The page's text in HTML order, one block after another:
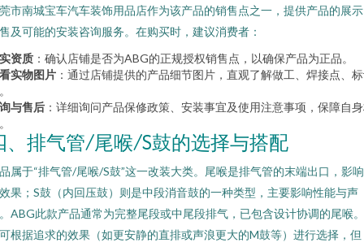
市南城宝车汽车装饰用品店作为该产品的销售点之一，提供产品的展
及可能的安装咨询服务。在购买时，建议消费者：
资质 ：确认店铺是否为ABG的正规授权销售点，以确保产品为正品。
实物图片 ：通过店铺提供的产品细节图片，直观了解做工、焊接点、
与售后 ：详细询问产品保修政策、安装事宜及使用注意事项，保障自
、排气管/尾喉/S鼓的选择与搭配
属于“排气管/尾喉/S鼓”这一改装大类。尾喉是排气管的末端出口，影
果；S鼓（内回压鼓）则是中段消音鼓的一种类型，主要影响性能与声
ABG此款产品通常为完整尾段或中尾段排气，已包含设计协调的尾喉
根据追求的效果（如更安静的直排或声浪更大的M鼓等）进行选择，但